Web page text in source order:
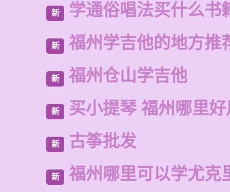
新 学通俗唱法买什么书
新 福州学吉他的地方推
新 福州仓山学吉他
新 买小提琴 福州哪里
新 古筝批发
新 福州哪里可以学尤克